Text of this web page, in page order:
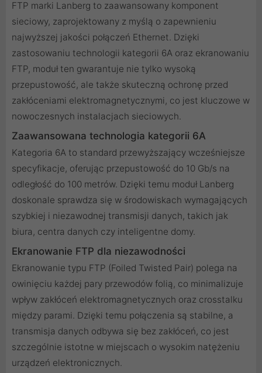
FTP marki Lanberg to zaawansowany komponent
sieciowy, zaprojektowany z myślą o zapewnieniu
najwyższej jakości połączeń Ethernet. Dzięki
zastosowaniu technologii kategorii 6A oraz ekranowaniu
FTP, moduł ten gwarantuje nie tylko wysoką
przepustowość, ale także skuteczną ochronę przed
zakłóceniami elektromagnetycznymi, co jest kluczowe w
nowoczesnych instalacjach sieciowych.
Zaawansowana technologia kategorii 6A
Kategoria 6A to standard przewyższający wcześniejsze
specyfikacje, oferując przepustowość do 10 Gb/s na
odległość do 100 metrów. Dzięki temu moduł Lanberg
doskonale sprawdza się w środowiskach wymagających
szybkiej i niezawodnej transmisji danych, takich jak
biura, centra danych czy inteligentne domy.
Ekranowanie FTP dla niezawodności
Ekranowanie typu FTP (Foiled Twisted Pair) polega na
owinięciu każdej pary przewodów folią, co minimalizuje
wpływ zakłóceń elektromagnetycznych oraz crosstalku
między parami. Dzięki temu połączenia są stabilne, a
transmisja danych odbywa się bez zakłóceń, co jest
szczególnie istotne w miejscach o wysokim natężeniu
urządzeń elektronicznych.